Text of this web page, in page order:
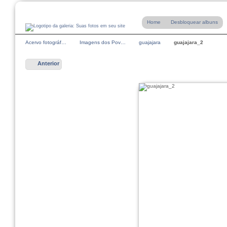
Home Desbloquear albuns
Acervo fotográf… Imagens dos Pov… guajajara guajajara_2
Anterior